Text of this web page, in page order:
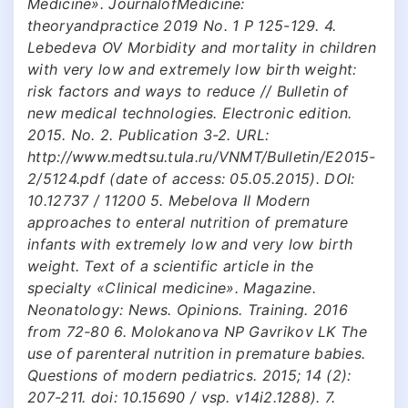
theoryandpractice 2019 No. 1 P 125-129. 4.
Lebedeva OV Morbidity and mortality in children
with very low and extremely low birth weight:
risk factors and ways to reduce // Bulletin of
new medical technologies. Electronic edition.
2015. No. 2. Publication 3-2. URL:
http://www.medtsu.tula.ru/VNMT/Bulletin/E2015-
2/5124.pdf (date of access: 05.05.2015). DOI:
10.12737 / 11200 5. Mebelova II Modern
approaches to enteral nutrition of premature
infants with extremely low and very low birth
weight. Text of a scientific article in the
specialty «Clinical medicine». Magazine.
Neonatology: News. Opinions. Training. 2016
from 72-80 6. Molokanova NP Gavrikov LK The
use of parenteral nutrition in premature babies.
Questions of modern pediatrics. 2015; 14 (2):
207-211. doi: 10.15690 / vsp. v14i2.1288). 7.